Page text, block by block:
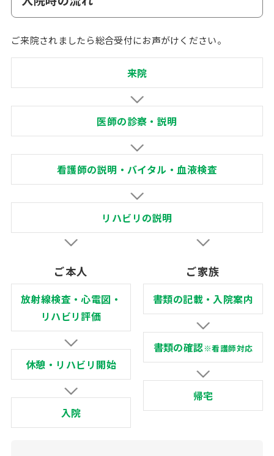
ご来院されましたら総合受付にお声がけください。
来院
医師の診察・説明
看護師の説明・バイタル・血液検査
リハビリの説明
ご本人
放射線検査・心電図・
リハビリ評価
休憩・リハビリ開始
入院
ご家族
書類の記載・入院案内
書類の確認※看護師対応
帰宅